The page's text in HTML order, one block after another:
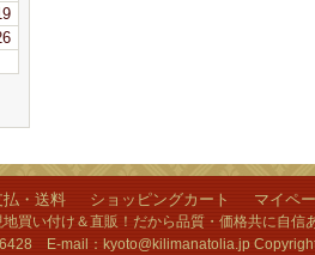
払・送料 ショッピングカート マイペ
地買い付け＆直販！だから品質・価格共に自
E-mail：kyoto@kilimanatolia.jp